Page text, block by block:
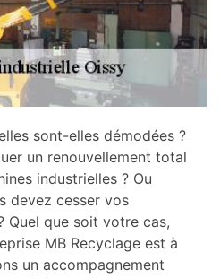
sont-elles démodées ?
un renouvellement total
industrielles ? Ou
devez cesser vos
Quel que soit votre cas,
MB Recyclage est à
un accompagnement